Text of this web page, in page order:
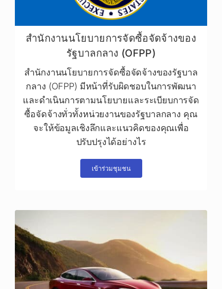
สำนักงานนโยบายการจัดซื้อจัดจ้างของ
รัฐบาลกลาง (OFPP)
สำนักงานนโยบายการจัดซื้อจัดจ้างของรัฐบาล
กลาง (OFPP) มีหน้าที่รับผิดชอบในการพัฒนา
และดำเนินการตามนโยบายและระเบียบการจัด
ซื้อจัดจ้างทั่วทั้งหน่วยงานของรัฐบาลกลาง คุณ
จะให้ข้อมูลเชิงลึกและแนวคิดของคุณเพื่อ
ปรับปรุงได้อย่างไร
เข้าร่วมชุมชน